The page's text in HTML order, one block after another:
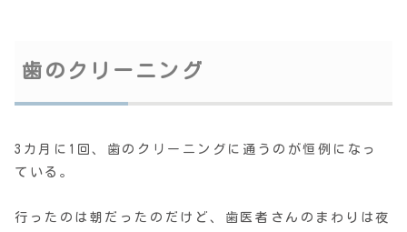
歯のクリーニング
3カ月に1回、歯のクリーニングに通うのが恒例になっ
ている。
行ったのは朝だったのだけど、歯医者さんのまわりは夜